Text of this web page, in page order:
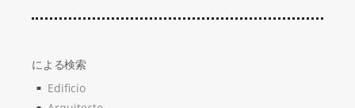
による検索
Edificio